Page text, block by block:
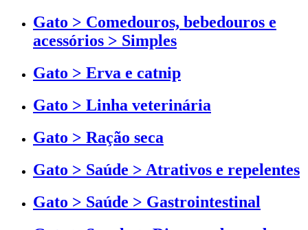
Gato > Comedouros, bebedouros e
acessórios > Simples
Gato > Erva e catnip
Gato > Linha veterinária
Gato > Ração seca
Gato > Saúde > Atrativos e repelentes
Gato > Saúde > Gastrointestinal